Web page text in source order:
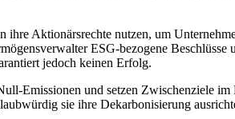
ihre Aktionärsrechte nutzen, um
ESG-bezogene Beschlüsse
jedoch keinen Erfolg.
Emissionen und setzen Zwischenziele
sie ihre Dekarbonisierung